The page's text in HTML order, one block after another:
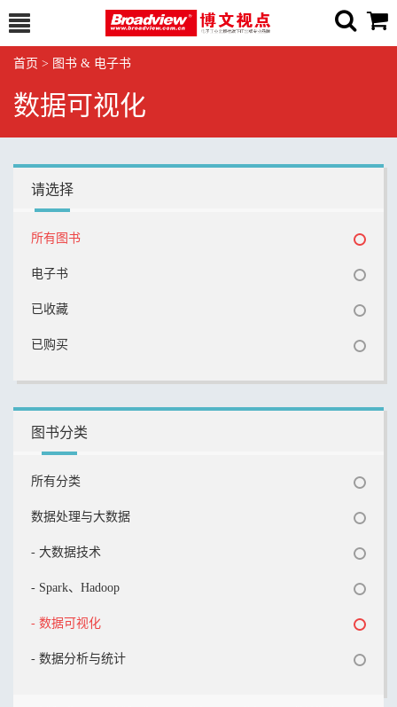
首页 > 图书 & 电子书
数据可视化
请选择
所有图书
电子书
已收藏
已购买
图书分类
所有分类
数据处理与大数据
- 大数据技术
- Spark、Hadoop
- 数据可视化
- 数据分析与统计